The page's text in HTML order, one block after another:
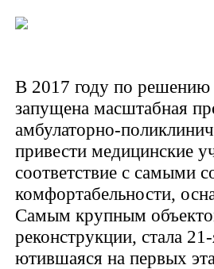
В 2017 году по решению
запущена масштабная
амбулаторно-
привести медицинские
соответствие с самыми
комфортабельности,
Самым крупным
реконструкции, стала
ютившаяся на первых